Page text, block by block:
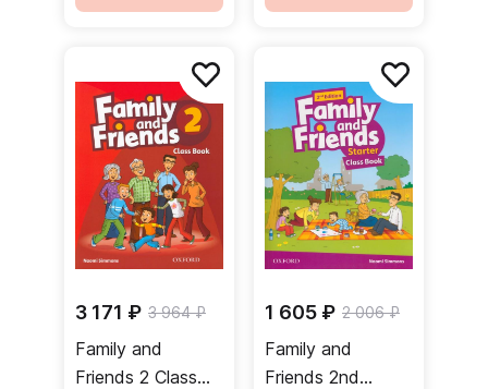
3 171 ₽ 3 964 ₽
Family and
Friends 2 Class
1 605 ₽ 2 006 ₽
Family and
Friends 2nd